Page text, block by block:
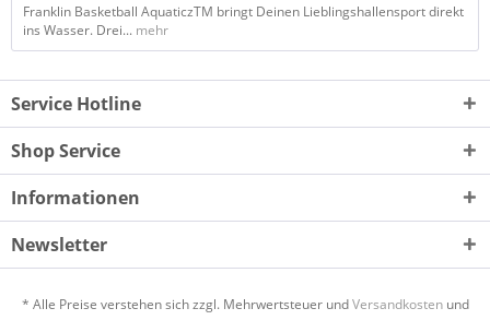
Franklin Basketball AquaticzTM bringt Deinen Lieblingshallensport direkt
ins Wasser. Drei... mehr
Service Hotline
Shop Service
Informationen
Newsletter
* Alle Preise verstehen sich zzgl. Mehrwertsteuer undVersandkostenund